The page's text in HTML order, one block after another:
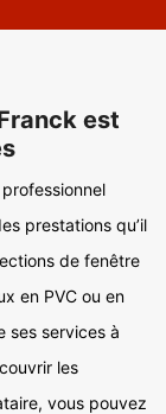
est
prestations qu’il
de fenêtre
en PVC ou en
ses services à
les
vous pouvez